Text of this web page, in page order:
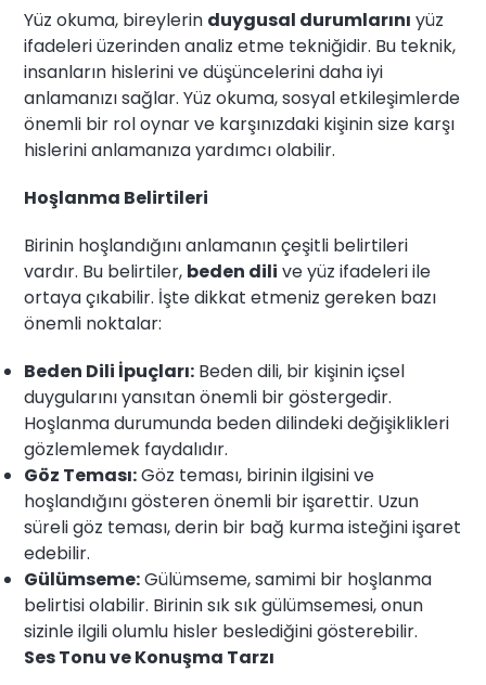
Yüz okuma, bireylerin duygusal durumlarını yüz
ifadeleri üzerinden analiz etme tekniğidir. Bu teknik,
insanların hislerini ve düşüncelerini daha iyi
anlamanızı sağlar. Yüz okuma, sosyal etkileşimlerde
önemli bir rol oynar ve karşınızdaki kişinin size karşı
hislerini anlamanıza yardımcı olabilir.
Hoşlanma Belirtileri
Birinin hoşlandığını anlamanın çeşitli belirtileri
vardır. Bu belirtiler, beden dili ve yüz ifadeleri ile
ortaya çıkabilir. İşte dikkat etmeniz gereken bazı
önemli noktalar:
Beden Dili İpuçları: Beden dili, bir kişinin içsel
duygularını yansıtan önemli bir göstergedir.
Hoşlanma durumunda beden dilindeki değişiklikleri
gözlemlemek faydalıdır.
Göz Teması:Göz teması, birinin ilgisini ve
hoşlandığını gösteren önemli bir işarettir. Uzun
süreli göz teması, derin bir bağ kurma isteğini işaret
edebilir.
Gülümseme:Gülümseme, samimi bir hoşlanma
belirtisi olabilir. Birinin sık sık gülümsemesi, onun
sizinle ilgili olumlu hisler beslediğini gösterebilir.
Ses Tonu ve Konuşma Tarzı